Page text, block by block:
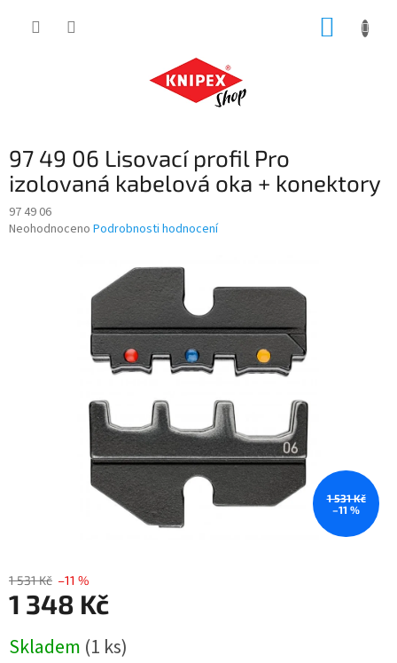
97 49 06 Lisovací profil Pro
izolovaná kabelová oka + konektory
97 49 06
Průměrné
Neohodnoceno Podrobnosti hodnocení
1 531 Kč
–11 %
1 531 Kč –11 %
1 348 Kč
cena:
Skladem (1 ks)